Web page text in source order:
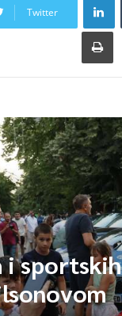
Twitter
i sportskih